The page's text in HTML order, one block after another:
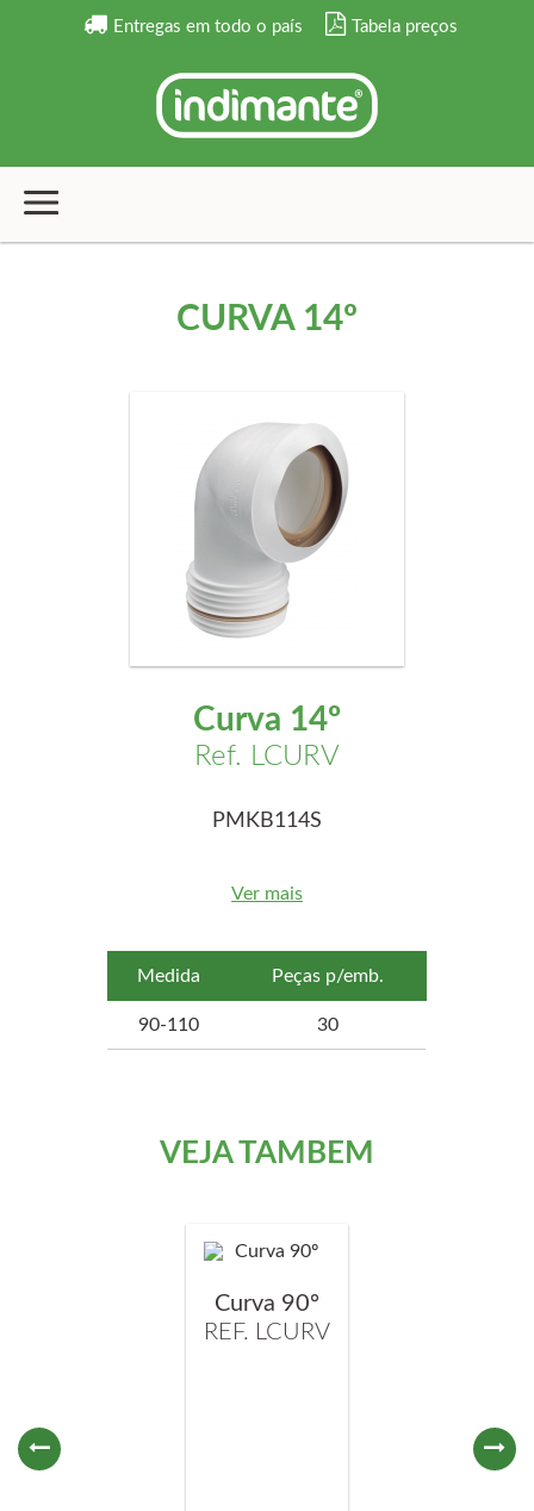
Entregas em todo o país Tabela preços
CURVA 14º
Curva 14º
Ref. LCURV
PMKB114S
Ver mais
Medida Peças p/emb.
90-110 30
VEJA TAMBÉM
Curva 90º
REF. LCURV